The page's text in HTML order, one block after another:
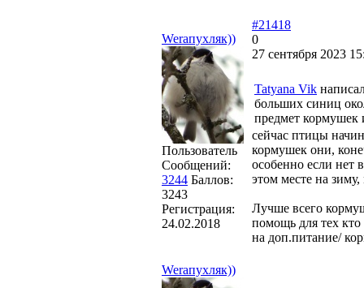
Weraпухляк))
Пользователь
Сообщений:
3244 Баллов:
3243
Регистрация:
24.02.2018
#21418
0
27 сентября 2023
Tatyana Vik
больших синиц
предмет кормушек
сейчас птицы
кормушек они,
особенно если нет
этом месте на
Лучше всего
помощь для тех
на доп.питание/
Weraпухляк))